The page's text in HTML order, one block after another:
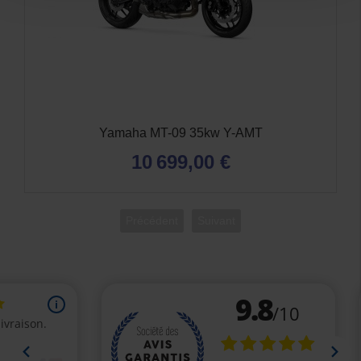
Yamaha MT-09 35kw Y-AMT
10 699,00 €